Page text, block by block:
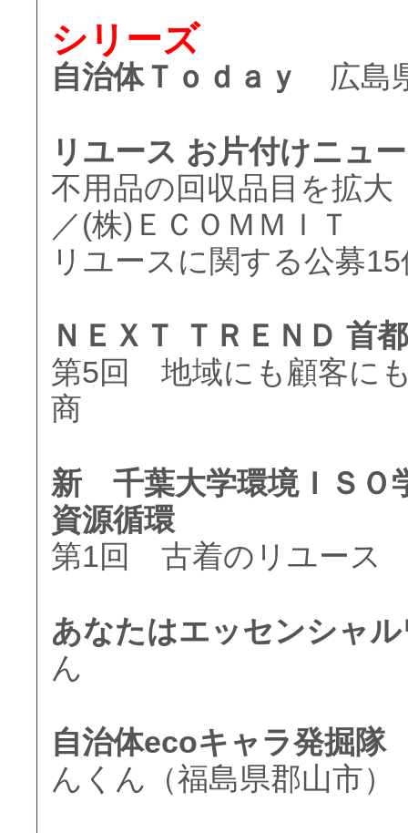
シリーズ
自治体Ｔｏｄａｙ 広島
リユース お片付けニュ
不用品の回収品目を拡
／(株)ＥＣＯＭＭＩＴ
リユースに関する公
ＮＥＸＴ ＴＲＥＮＤ 首
第5回 地域にも顧客に
商
新 千葉大学環境ＩＳＯ
資源循環
第1回 古着のリユー
あなたはエッセンシャ
ん
自治体ecoキャラ発掘隊
んくん（福島県郡山市）